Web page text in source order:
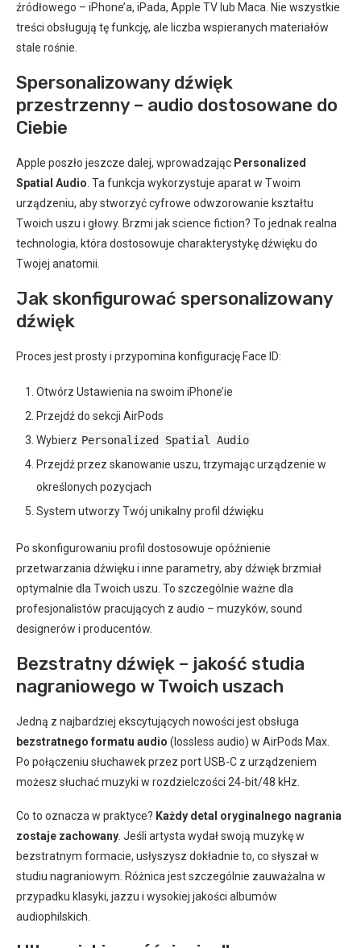
źródłowego – iPhone’a, iPada, Apple TV lub Maca. Nie wszystkie
treści obsługują tę funkcję, ale liczba wspieranych materiałów
stale rośnie.
Spersonalizowany dźwięk
przestrzenny – audio dostosowane do
Ciebie
Apple poszło jeszcze dalej, wprowadzając Personalized
Spatial Audio . Ta funkcja wykorzystuje aparat w Twoim
urządzeniu, aby stworzyć cyfrowe odwzorowanie kształtu
Twoich uszu i głowy. Brzmi jak science fiction? To jednak realna
technologia, która dostosowuje charakterystykę dźwięku do
Twojej anatomii.
Jak skonfigurować spersonalizowany
dźwięk
Proces jest prosty i przypomina konfigurację Face ID:
Otwórz Ustawienia na swoim iPhone’ie
Przejdź do sekcji AirPods
Wybierz Personalized Spatial Audio
Przejdź przez skanowanie uszu, trzymając urządzenie w
określonych pozycjach
System utworzy Twój unikalny profil dźwięku
Po skonfigurowaniu profil dostosowuje opóźnienie
przetwarzania dźwięku i inne parametry, aby dźwięk brzmiał
optymalnie dla Twoich uszu. To szczególnie ważne dla
profesjonalistów pracujących z audio – muzyków, sound
designerów i producentów.
Bezstratny dźwięk – jakość studia
nagraniowego w Twoich uszach
Jedną z najbardziej ekscytujących nowości jest obsługa
bezstratnego formatu audio (lossless audio) w AirPods Max.
Po połączeniu słuchawek przez port USB-C z urządzeniem
możesz słuchać muzyki w rozdzielczości 24-bit/48 kHz.
Co to oznacza w praktyce? Każdy detal oryginalnego nagrania
zostaje zachowany . Jeśli artysta wydał swoją muzykę w
bezstratnym formacie, usłyszysz dokładnie to, co słyszał w
studiu nagraniowym. Różnica jest szczególnie zauważalna w
przypadku klasyki, jazzu i wysokiej jakości albumów
audiophilskich.